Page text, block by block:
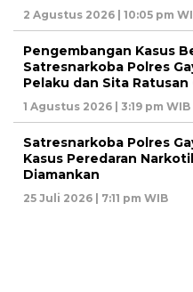
2 Agustus 2026 | 10:05 pm
Pengembangan Kasus
Satresnarkoba Polres
Pelaku dan Sita Ratusan
1 Agustus 2026 | 3:19 pm WIB
Satresnarkoba Polres
Kasus Peredaran
Diamankan
25 Juli 2026 | 7:11 pm WIB